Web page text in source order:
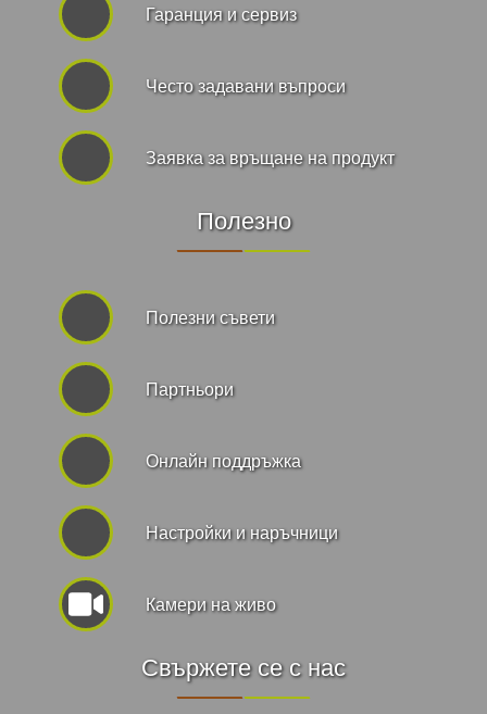
Гаранция и сервиз
Често задавани въпроси
Заявка за връщане на продукт
Полезно
Полезни съвети
Партньори
Онлайн поддръжка
Hастройки и наръчници
Камери на живо
Свържете се с нас